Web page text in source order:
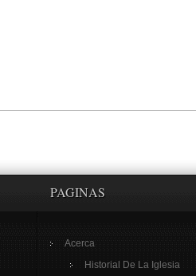
PAGINAS
Acerca
Historial De La Iglesia